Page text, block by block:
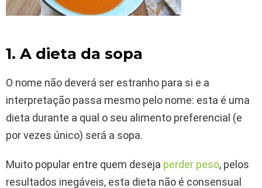
1. A dieta da sopa
O nome não deverá ser estranho para si e a
interpretação passa mesmo pelo nome: esta é uma
dieta durante a qual o seu alimento preferencial (e
por vezes único) será a sopa.
Muito popular entre quem deseja perder peso, pelos
resultados inegáveis, esta dieta não é consensual